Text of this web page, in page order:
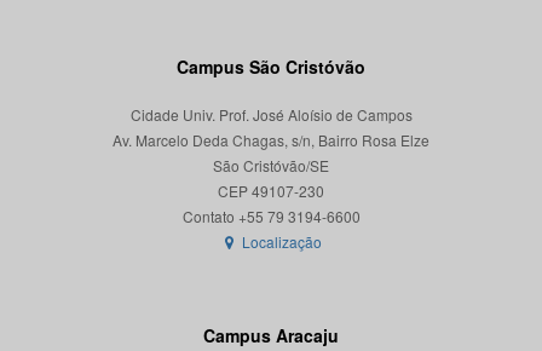
Campus São Cristóvão
Cidade Univ. Prof. José Aloísio de Campos
Av. Marcelo Deda Chagas, s/n, Bairro Rosa Elze
São Cristóvão/SE
CEP 49107-230
Localização
Campus Aracaju